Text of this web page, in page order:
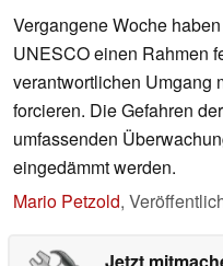
Vergangene Woche
UNESCO einen Rahmen
verantwortlichen Umgang
forcieren. Die Gefahren
umfassenden
eingedämmt werden.
Mario Petzold,